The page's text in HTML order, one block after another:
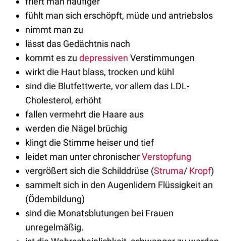
fühlt man sich erschöpft, müde und antriebslos
nimmt man zu
lässt das Gedächtnis nach
kommt es zu depressiven Verstimmungen
wirkt die Haut blass, trocken und kühl
sind die Blutfettwerte, vor allem das LDL-
Cholesterol, erhöht
fallen vermehrt die Haare aus
werden die Nägel brüchig
klingt die Stimme heiser und tief
leidet man unter chronischerVerstopfung
vergrößert sich die Schilddrüse (Struma/ Kropf)
sammelt sich in den Augenlidern Flüssigkeit an
(Ödembildung)
sind die Monatsblutungen bei Frauen
unregelmäßig.